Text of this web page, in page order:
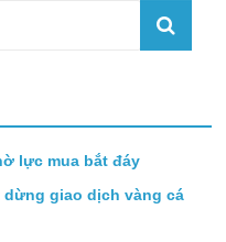
lực mua bắt đáy
dừng giao dịch vàng cá